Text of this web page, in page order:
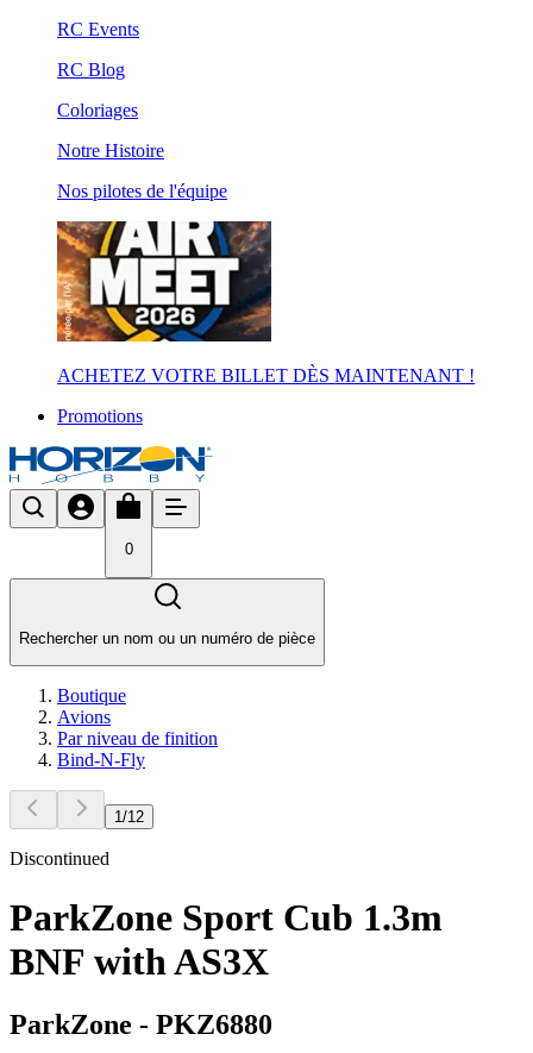
RC Events
RC Blog
Coloriages
Notre Histoire
Nos pilotes de l'équipe
ACHETEZ VOTRE BILLET DÈS MAINTENANT !
Promotions
0
Rechercher un nom ou un numéro de pièce
Boutique
Avions
Par niveau de finition
Bind-N-Fly
1/12
Discontinued
ParkZone Sport Cub 1.3m
BNF with AS3X
ParkZone - PKZ6880